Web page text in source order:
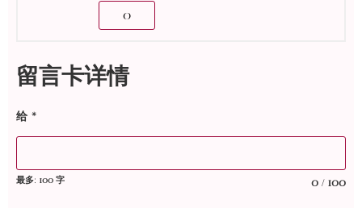
留言卡详情
给 *
0 / 100
最多: 100 字